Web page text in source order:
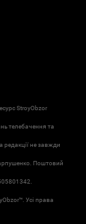
StroyObzor
телебачення та
редакції не завжди
Поштовий
Усі права